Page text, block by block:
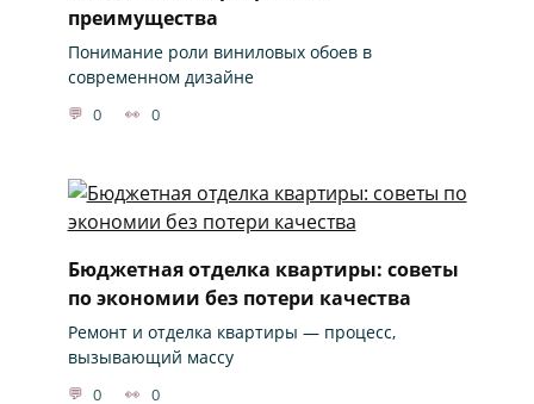
преимущества
Понимание роли виниловых обоев в
современном дизайне
0 0
Бюджетная отделка квартиры: советы
по экономии без потери качества
Ремонт и отделка квартиры — процесс,
вызывающий массу
0 0